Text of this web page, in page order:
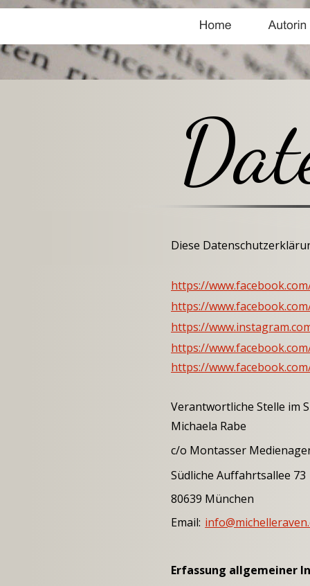
Diese
https://
https://
https://
https://
https://
Verantwortliche Stelle im
Michaela Rabe
c/o Montasser
Südliche Auffahrtsallee 73
80639 München
Email:
Erfassung allgemeiner